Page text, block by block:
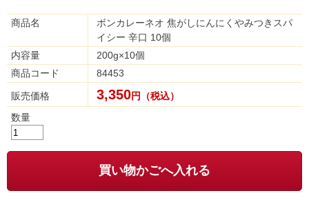
商品名
ボンカレーネオ 焦がしにんにくやみつきスパ
イシー 辛口 10個
内容量
200g×10個
商品コード
84453
販売価格 3,350円（税込）
数量
買い物かごへ入れる